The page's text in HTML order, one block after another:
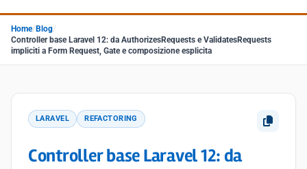
Home/ Blog/
Controller base Laravel 12: da AuthorizesRequests e ValidatesRequests
impliciti a Form Request, Gate e composizione esplicita
LARAVEL REFACTORING
Controller base Laravel 12: da